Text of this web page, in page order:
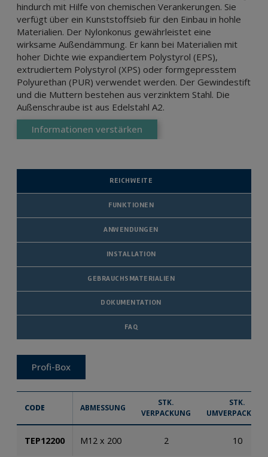
hindurch mit Hilfe von chemischen Verankerungen. Sie
verfügt über ein Kunststoffsieb für den Einbau in hohle
Materialien. Der Nylonkonus gewährleistet eine
wirksame Außendämmung. Er kann bei Materialien mit
hoher Dichte wie expandiertem Polystyrol (EPS),
extrudiertem Polystyrol (XPS) oder formgepresstem
Polyurethan (PUR) verwendet werden. Der Gewindestift
und die Muttern bestehen aus verzinktem Stahl. Die
Außenschraube ist aus Edelstahl A2.
Informationen verstärken
REICHWEITE
FUNKTIONEN
ANWENDUNGEN
INSTALLATION
GEBRAUCHSMATERIALIEN
DOKUMENTATION
FAQ
Profi-Box
CODE ABMESSUNG
STK.
VERPACKUNG
STK.
UMVERPACKUNG
TEP12200 M12 x 200 2 10